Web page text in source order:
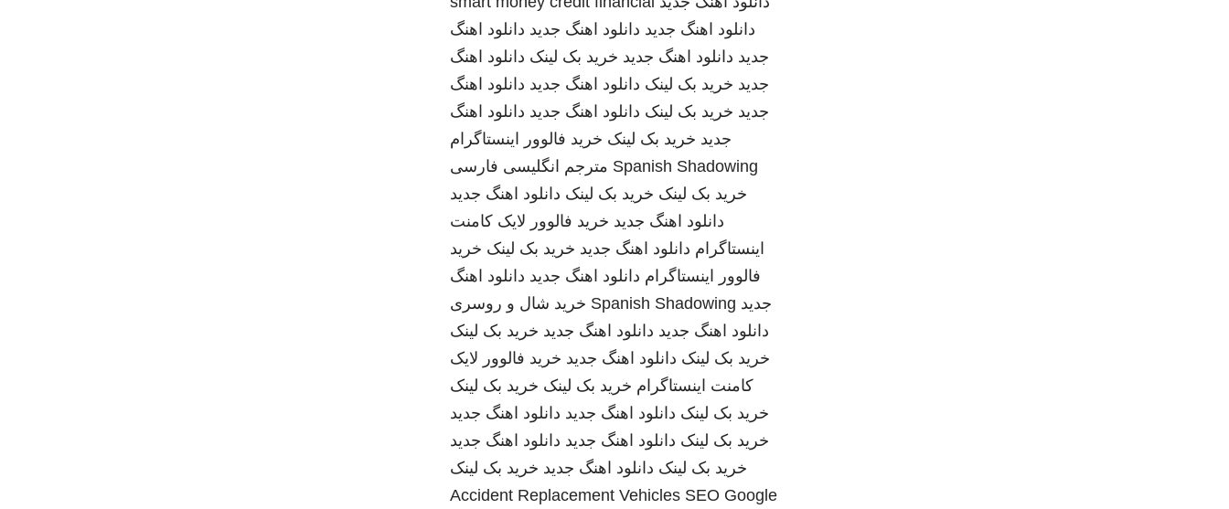
دانلود اهنگ جدید دانلود اهنگ جدید دانلود اهنگ
جدید دانلود اهنگ جدید خرید بک لینک دانلود اهنگ
جدید خرید بک لینک دانلود اهنگ جدید دانلود اهنگ
جدید خرید بک لینک دانلود اهنگ جدید دانلود اهنگ
جدید خرید بک لینک خرید فالوور اینستاگرام
Spanish Shadowing مترجم انگلیسی فارسی
خرید بک لینک خرید بک لینک دانلود اهنگ جدید
دانلود اهنگ جدید خرید فالوور لایک کامنت
اینستاگرام دانلود اهنگ جدید خرید بک لینک خرید
فالوور اینستاگرام دانلود اهنگ جدید دانلود اهنگ
جدید Spanish Shadowing خرید شال و روسری
دانلود اهنگ جدید دانلود اهنگ جدید خرید بک لینک
خرید بک لینک دانلود اهنگ جدید خرید فالوور لایک
کامنت اینستاگرام خرید بک لینک خرید بک لینک
خرید بک لینک دانلود اهنگ جدید دانلود اهنگ جدید
خرید بک لینک دانلود اهنگ جدید دانلود اهنگ جدید
خرید بک لینک دانلود اهنگ جدید خرید بک لینک
Accident Replacement Vehicles SEO Google